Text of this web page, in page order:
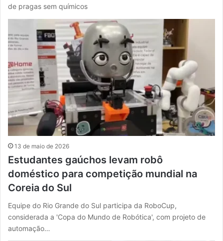
de pragas sem químicos
13 de maio de 2026
Estudantes gaúchos levam robô
doméstico para competição mundial na
Coreia do Sul
Equipe do Rio Grande do Sul participa da RoboCup,
considerada a 'Copa do Mundo de Robótica', com projeto de
automação…